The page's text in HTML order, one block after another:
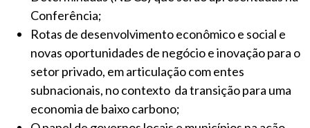
Conferência;
Rotas de desenvolvimento econômico e social e
novas oportunidades de negócio e inovação para o
setor privado, em articulação com entes
subnacionais, no contexto da transição para uma
economia de baixo carbono;